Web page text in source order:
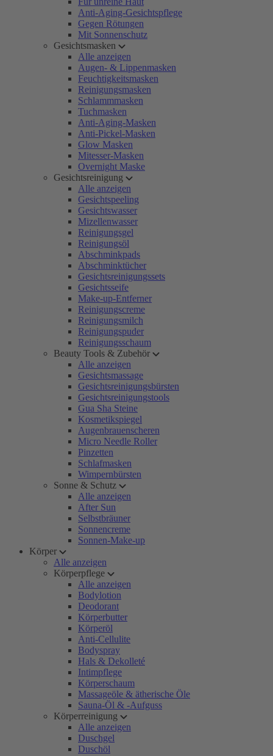
Anti-Aging-Gesichtspflege
Gegen Rötungen
Mit Sonnenschutz
Gesichtsmasken
Alle anzeigen
Augen- & Lippenmasken
Feuchtigkeitsmasken
Reinigungsmasken
Schlammmasken
Tuchmasken
Anti-Aging-Masken
Anti-Pickel-Masken
Glow Masken
Mitesser-Masken
Overnight Maske
Gesichtsreinigung
Alle anzeigen
Gesichtspeeling
Gesichtswasser
Mizellenwasser
Reinigungsgel
Reinigungsöl
Abschminkpads
Abschminktücher
Gesichtsreinigungssets
Gesichtsseife
Make-up-Entferner
Reinigungscreme
Reinigungsmilch
Reinigungspuder
Reinigungsschaum
Beauty Tools & Zubehör
Alle anzeigen
Gesichtsmassage
Gesichtsreinigungsbürsten
Gesichtsreinigungstools
Gua Sha Steine
Kosmetikspiegel
Augenbrauenscheren
Micro Needle Roller
Pinzetten
Schlafmasken
Wimpernbürsten
Sonne & Schutz
Alle anzeigen
After Sun
Selbstbräuner
Sonnencreme
Sonnen-Make-up
Körper
Alle anzeigen
Körperpflege
Alle anzeigen
Bodylotion
Deodorant
Körperbutter
Körperöl
Anti-Cellulite
Bodyspray
Hals & Dekolleté
Intimpflege
Körperschaum
Massageöle & ätherische Öle
Sauna-Öl & -Aufguss
Körperreinigung
Alle anzeigen
Duschgel
Duschöl